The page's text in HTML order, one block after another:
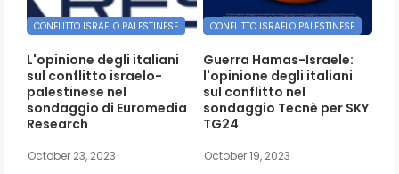
CONFLITTO ISRAELO PALESTINESE
L'opinione degli italiani
sul conflitto israelo-
palestinese nel
sondaggio di Euromedia
Research
October 23, 2023
CONFLITTO ISRAELO PALESTINESE
Guerra Hamas-Israele:
l'opinione degli italiani
sul conflitto nel
sondaggio Tecnè per SKY
TG24
October 19, 2023